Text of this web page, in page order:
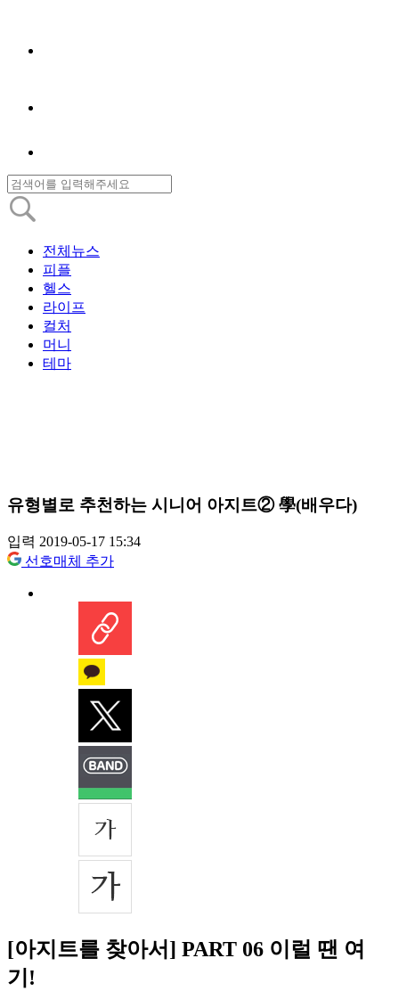
전체뉴스
피플
헬스
라이프
컬처
머니
테마
유형별로 추천하는 시니어 아지트② 學(배우다)
입력 2019-05-17 15:34
선호매체 추가
[아지트를 찾아서] PART 06 이럴 땐 여
기!